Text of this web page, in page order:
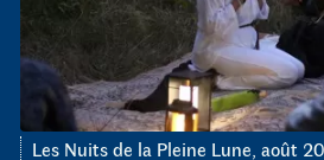
Les Nuits de la Pleine Lune, août